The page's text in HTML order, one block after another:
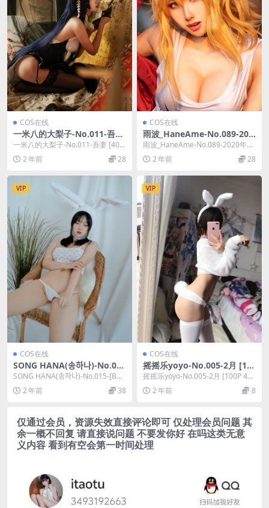
COS在线
一米八的大梨子-No.011-吾妻
[40P]
一米八的大梨子-No.011-吾妻 [40
P]，一米八的大梨子在线作品导
航：一米...
2 年前 28
COS在线
雨波_HaneAme-No.089-202
0年05月电子图 [87P 5V]
雨波_HaneAme-No.089-2020年05
月电子图 [87P 5V]，雨...
2 年前 28
VIP
COS在线
SONG HANA(송하나)-No.015
-[BBUTTERMILK] HANA’s R
SONG HANA(송하나)-No.015-[BB
UTTERMILK] ...
2 年前 38
VIP
COS在线
摇摇乐yoyo-No.005-2月 [10
0P 4V]
摇摇乐yoyo-No.005-2月 [100P 4
V]，摇摇乐yoyo在线作品导...
2 年前 8
仅通过会员，资源失效直接评论即可 仅处理会员问题 其
余一概不回复 请直接说问题 不要发你好 在吗这类无意
义内容 看到有空会第一时间处理